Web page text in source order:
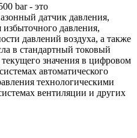
bar - это
датчик давления,
давления,
давлений воздуха, а также
в стандартный токовый
значения в цифровом
автоматического
технологическими
вентиляции и других